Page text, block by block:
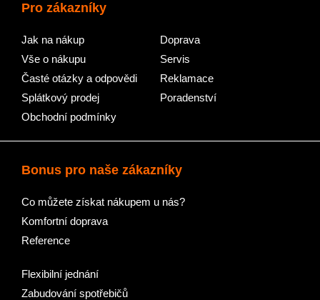
Pro zákazníky
Jak na nákup
Vše o nákupu
Časté otázky a odpovědi
Splátkový prodej
Obchodní podmínky
Doprava
Servis
Reklamace
Poradenství
Bonus pro naše zákazníky
Co můžete získat nákupem u nás?
Komfortní doprava
Reference
Flexibilní jednání
Zabudování spotřebičů